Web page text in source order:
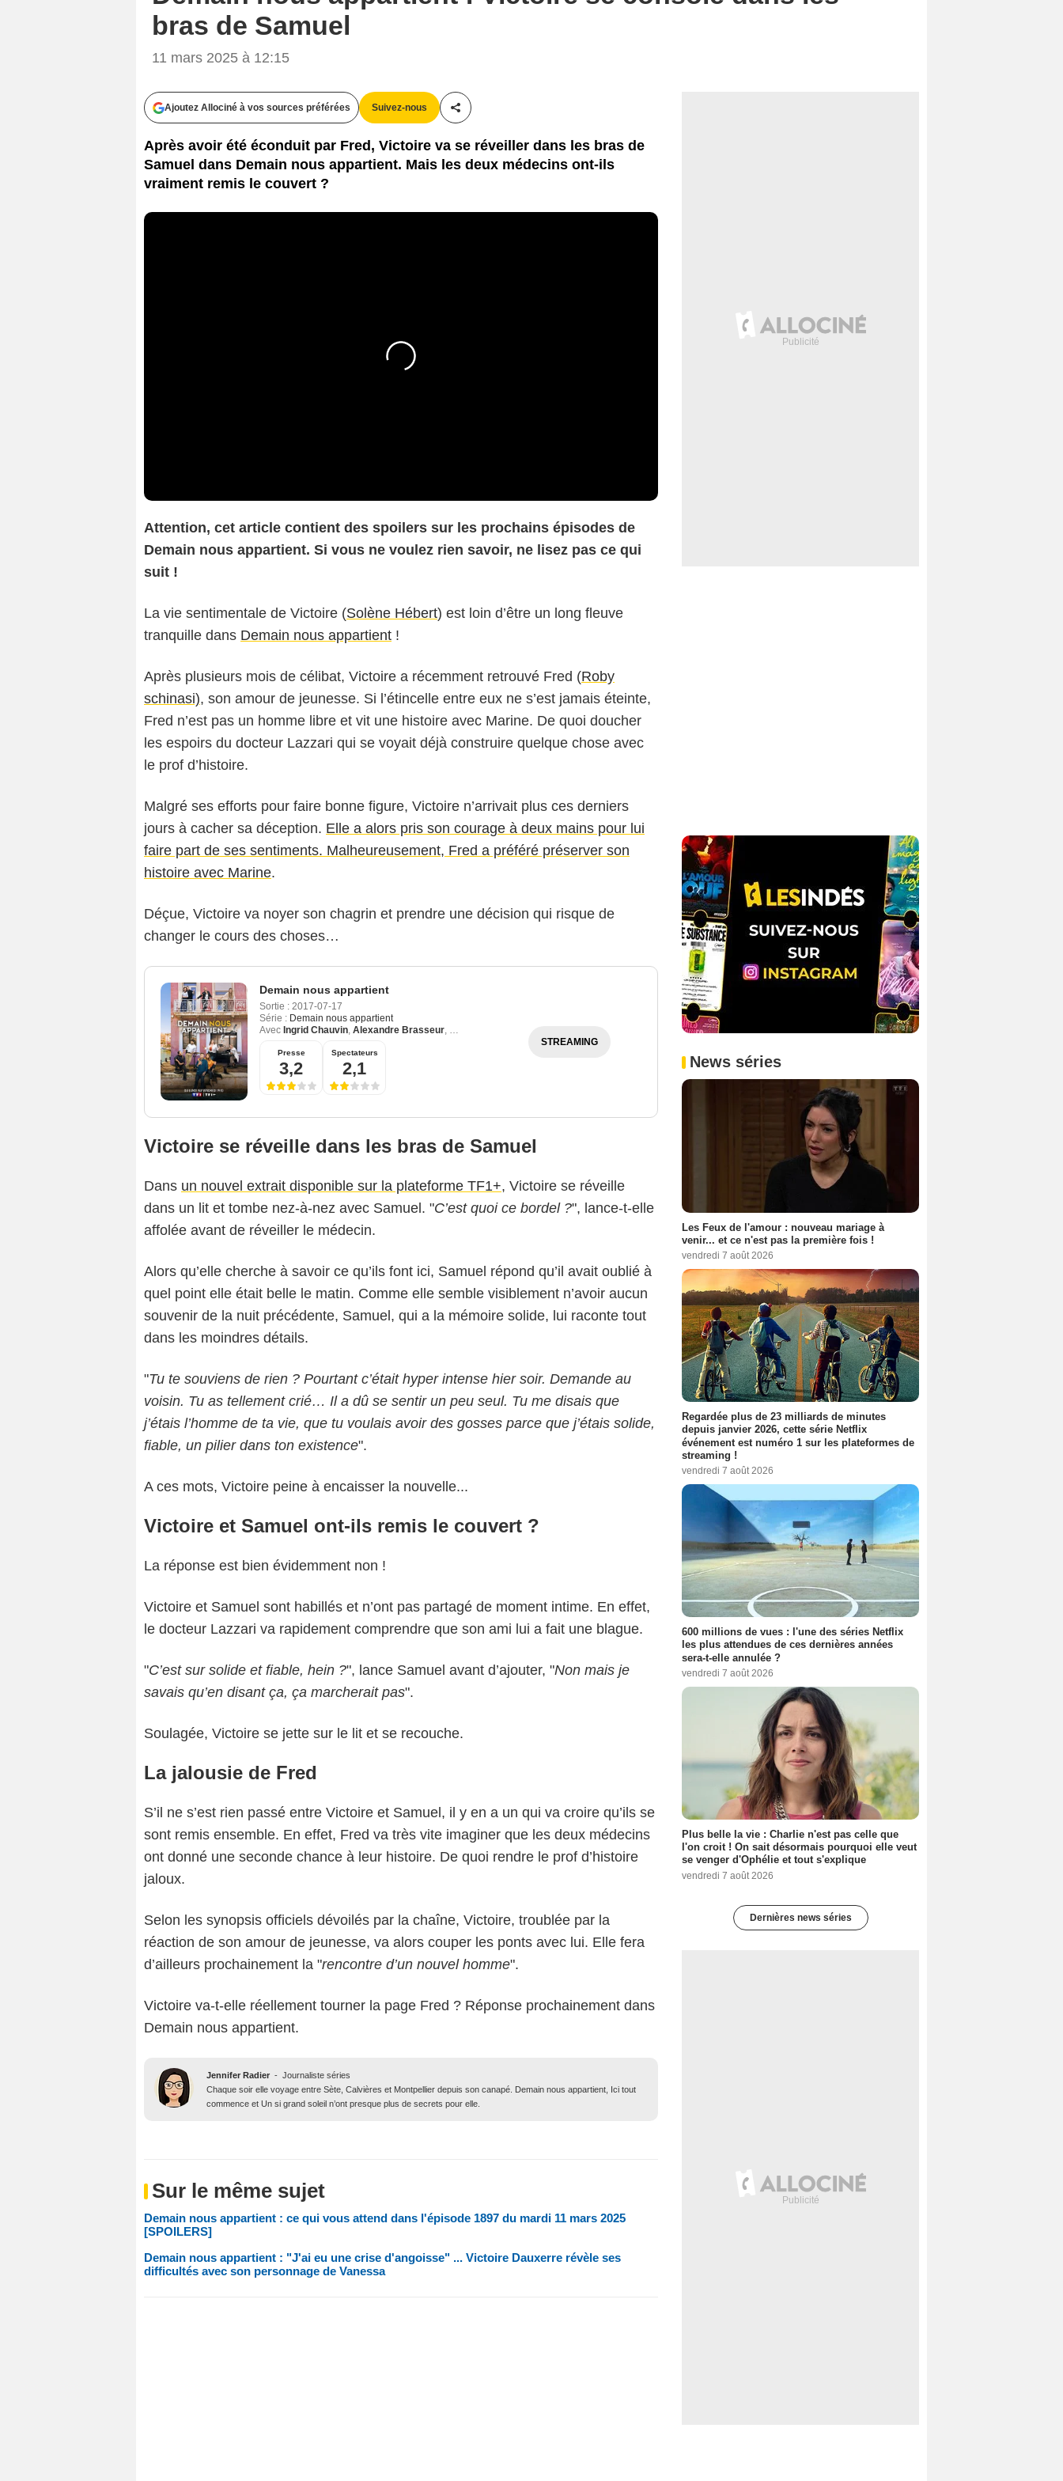
bras de Samuel
11 mars 2025 à 12:15
Ajoutez Allociné à vos sources préférées Suivez-nous
Partager cet article
Après avoir été éconduit par Fred, Victoire va se réveiller dans les bras de
Samuel dans Demain nous appartient. Mais les deux médecins ont-ils
vraiment remis le couvert ?
Attention, cet article contient des spoilers sur les prochains épisodes de
Demain nous appartient. Si vous ne voulez rien savoir, ne lisez pas ce qui
suit !
La vie sentimentale de Victoire (Solène Hébert) est loin d’être un long fleuve
tranquille dans Demain nous appartient !
Après plusieurs mois de célibat, Victoire a récemment retrouvé Fred (Roby
schinasi), son amour de jeunesse. Si l’étincelle entre eux ne s’est jamais éteinte,
Fred n’est pas un homme libre et vit une histoire avec Marine. De quoi doucher
les espoirs du docteur Lazzari qui se voyait déjà construire quelque chose avec
le prof d’histoire.
Malgré ses efforts pour faire bonne figure, Victoire n’arrivait plus ces derniers
jours à cacher sa déception. Elle a alors pris son courage à deux mains pour lui
faire part de ses sentiments. Malheureusement, Fred a préféré préserver son
histoire avec Marine.
Déçue, Victoire va noyer son chagrin et prendre une décision qui risque de
changer le cours des choses…
Demain nous appartient
Sortie : 2017-07-17
Série : Demain nous appartient
Avec Ingrid Chauvin, Alexandre Brasseur, Julie Debazac
Presse
3,2
Spectateurs
2,1
STREAMING
Victoire se réveille dans les bras de Samuel
Dans un nouvel extrait disponible sur la plateforme TF1+, Victoire se réveille
dans un lit et tombe nez-à-nez avec Samuel. "C’est quoi ce bordel ?", lance-t-elle
affolée avant de réveiller le médecin.
Alors qu’elle cherche à savoir ce qu’ils font ici, Samuel répond qu’il avait oublié à
quel point elle était belle le matin. Comme elle semble visiblement n’avoir aucun
souvenir de la nuit précédente, Samuel, qui a la mémoire solide, lui raconte tout
dans les moindres détails.
"Tu te souviens de rien ? Pourtant c’était hyper intense hier soir. Demande au
voisin. Tu as tellement crié… Il a dû se sentir un peu seul. Tu me disais que
j’étais l’homme de ta vie, que tu voulais avoir des gosses parce que j’étais solide,
fiable, un pilier dans ton existence".
A ces mots, Victoire peine à encaisser la nouvelle...
Victoire et Samuel ont-ils remis le couvert ?
La réponse est bien évidemment non !
Victoire et Samuel sont habillés et n’ont pas partagé de moment intime. En effet,
le docteur Lazzari va rapidement comprendre que son ami lui a fait une blague.
"C’est sur solide et fiable, hein ?", lance Samuel avant d’ajouter, "Non mais je
savais qu’en disant ça, ça marcherait pas".
Soulagée, Victoire se jette sur le lit et se recouche.
La jalousie de Fred
S’il ne s’est rien passé entre Victoire et Samuel, il y en a un qui va croire qu’ils se
sont remis ensemble. En effet, Fred va très vite imaginer que les deux médecins
ont donné une seconde chance à leur histoire. De quoi rendre le prof d’histoire
jaloux.
Selon les synopsis officiels dévoilés par la chaîne, Victoire, troublée par la
réaction de son amour de jeunesse, va alors couper les ponts avec lui. Elle fera
d’ailleurs prochainement la "rencontre d’un nouvel homme".
Victoire va-t-elle réellement tourner la page Fred ? Réponse prochainement dans
Demain nous appartient.
Jennifer Radier - Journaliste séries
Chaque soir elle voyage entre Sète, Calvières et Montpellier depuis son canapé. Demain nous appartient, Ici tout
commence et Un si grand soleil n’ont presque plus de secrets pour elle.
Sur le même sujet
Demain nous appartient : ce qui vous attend dans l'épisode 1897 du mardi 11 mars 2025
[SPOILERS]
Demain nous appartient : "J'ai eu une crise d'angoisse" ... Victoire Dauxerre révèle ses
difficultés avec son personnage de Vanessa
News séries
Les Feux de l'amour : nouveau mariage à
venir... et ce n'est pas la première fois !
vendredi 7 août 2026
Regardée plus de 23 milliards de minutes
depuis janvier 2026, cette série Netflix
événement est numéro 1 sur les plateformes de
streaming !
vendredi 7 août 2026
600 millions de vues : l'une des séries Netflix
les plus attendues de ces dernières années
sera-t-elle annulée ?
vendredi 7 août 2026
Plus belle la vie : Charlie n'est pas celle que
l'on croit ! On sait désormais pourquoi elle veut
se venger d'Ophélie et tout s'explique
vendredi 7 août 2026
Dernières news séries